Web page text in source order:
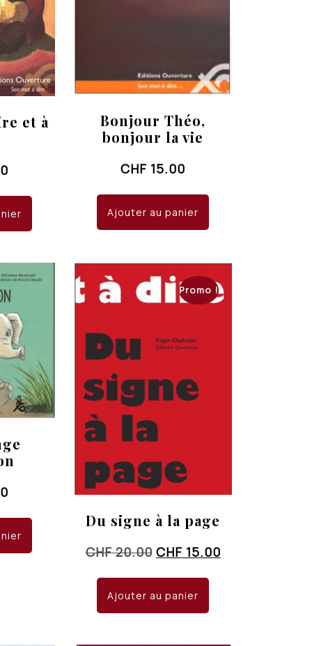
et à
Bonjour Théo,
bonjour la vie
CHF 15.00
Ajouter au panier
Promo !
Du signe à la page
CHF20.00 Le
initial
CHF 15.00Le
Ajouter au panier